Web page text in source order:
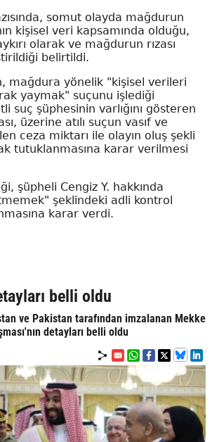
somut olayda mağdurun
kişisel veri kapsamında olduğu,
olarak ve mağdurun rızası
belirtildi.
mağdura yönelik "kişisel verileri
yaymak" suçunu işlediği
suç şüphesinin varlığını gösteren
üzerine atılı suçun vasıf ve
ceza miktarı ile olayın oluş şekli
tutuklanmasına karar verilmesi
şüpheli Cengiz Y. hakkında
şeklindeki adli kontrol
karar verdi.
belli oldu
ve Pakistan tarafından imzalanan Mekke
detayları belli oldu